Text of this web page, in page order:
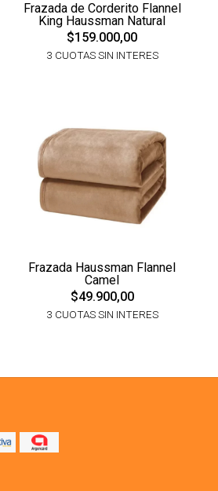
Frazada de Corderito Flannel
King Haussman Natural
$159.000,00
3 CUOTAS SIN INTERES
Frazada Haussman Flannel
Camel
$49.900,00
3 CUOTAS SIN INTERES